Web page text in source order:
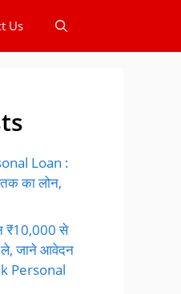
Us
Loan :
का लोन,
₹10,000 से
ले, जाने आवेदन
Personal